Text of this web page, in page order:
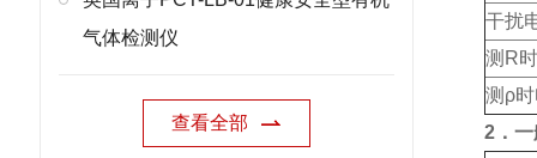
气体检测仪
查看全部
干扰
测R
测ρ
2 ．